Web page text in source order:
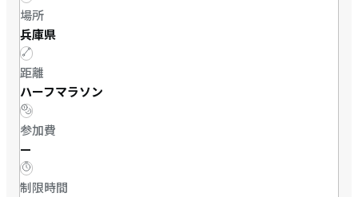
場所
兵庫県
距離
ハーフマラソン
参加費
—
制限時間